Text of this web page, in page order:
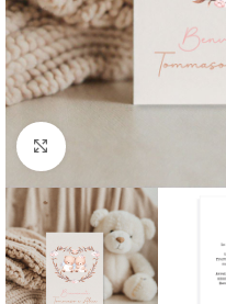
Click to enlarge